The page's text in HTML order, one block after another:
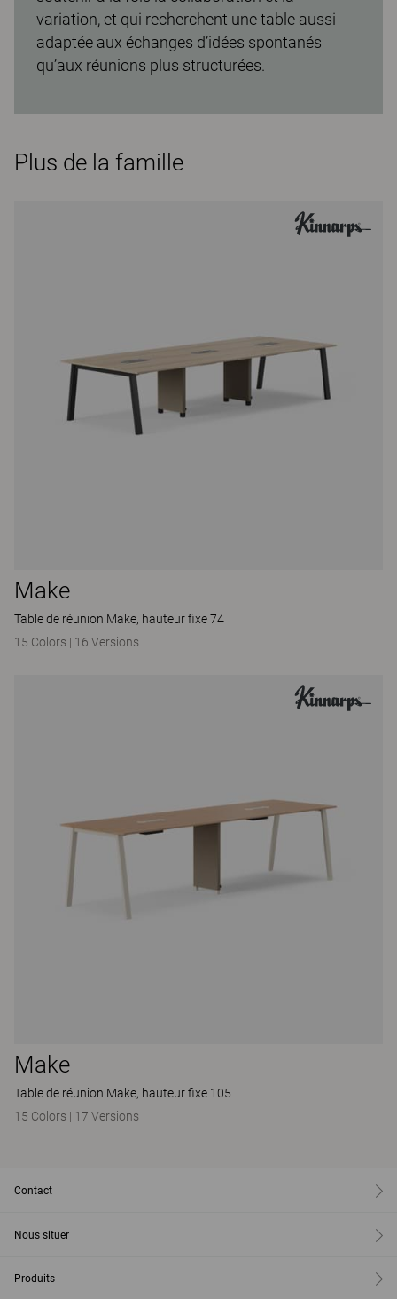
variation, et qui recherchent une table aussi
adaptée aux échanges d’idées spontanés
qu’aux réunions plus structurées.
Plus de la famille
Make
Table de réunion Make, hauteur fixe 74
15 Colors | 16 Versions
Make
Table de réunion Make, hauteur fixe 105
15 Colors | 17 Versions
Contact
Nous situer
Produits